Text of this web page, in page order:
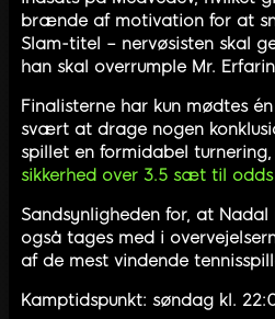
brænde af motivation for at
Slam-titel – nervøsisten skal
han skal overrumple Mr.
Finalisterne har kun mødtes
svært at drage nogen
spillet en formidabel
sikkerhed over 3.5 sæt til odds
Sandsynligheden for, at Nadal
også tages med i
af de mest vindende
Kamptidspunkt: søndag kl.